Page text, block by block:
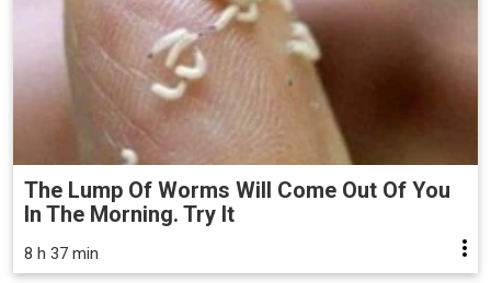
The Lump Of Worms Will Come Out Of You
In The Morning. Try It
8 h 37 min